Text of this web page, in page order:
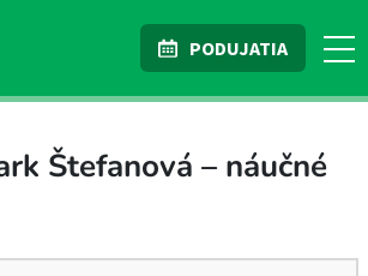
PODUJATIA
Štefanová – náučné